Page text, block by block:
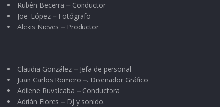
Rubén Becerra ⏤ Conductor
Joel López ⏤ Fotógrafo
Alexis Nieves ⏤ Productor
Claudia González ⏤ Jefa de personal
Juan Carlos Romero ⏤. Diseñador Gráfico
Adilene Ruvalcaba ⏤ Conductora
Adrián Flores ⏤ DJ y sonido.